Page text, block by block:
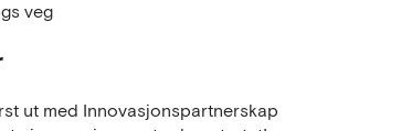
veg
ut med Innovasjonspartnerskap